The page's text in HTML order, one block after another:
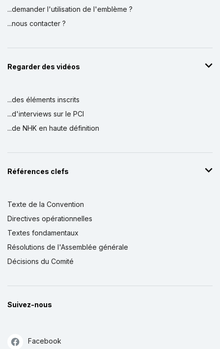
...demander l'utilisation de l'emblème ?
...nous contacter ?
Regarder des vidéos
...des éléments inscrits
...d'interviews sur le PCI
...de NHK en haute définition
Références clefs
Texte de la Convention
Directives opérationnelles
Textes fondamentaux
Résolutions de l'Assemblée générale
Décisions du Comité
Suivez-nous
Facebook